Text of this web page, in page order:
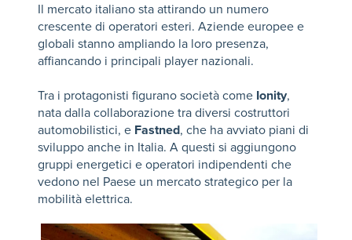
Il mercato italiano sta attirando un numero
crescente di operatori esteri. Aziende europee e
globali stanno ampliando la loro presenza,
affiancando i principali player nazionali.
Tra i protagonisti figurano società come Ionity,
nata dalla collaborazione tra diversi costruttori
automobilistici, e Fastned, che ha avviato piani di
sviluppo anche in Italia. A questi si aggiungono
gruppi energetici e operatori indipendenti che
vedono nel Paese un mercato strategico per la
mobilità elettrica.